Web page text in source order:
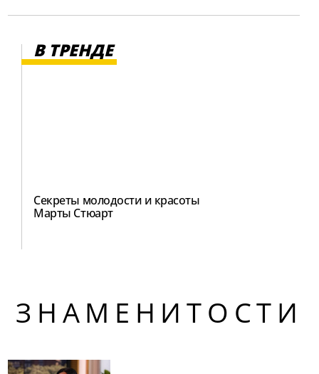
В ТРЕНДЕ
Секреты молодости и красоты
Марты Стюарт
ЗНАМЕНИТОСТИ